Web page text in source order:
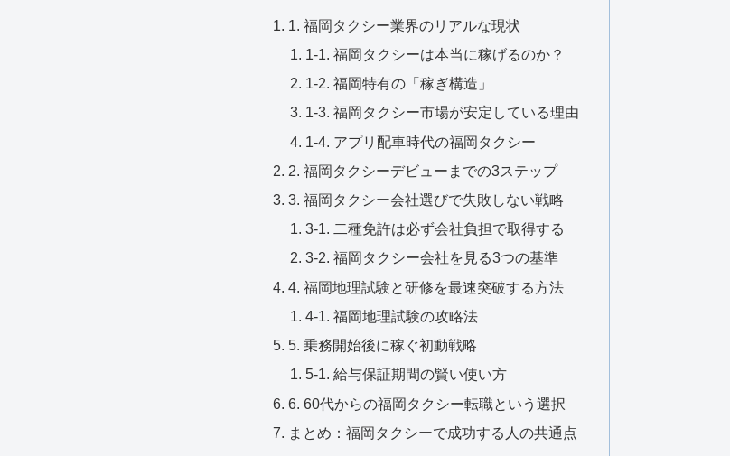
1. 福岡タクシー業界のリアルな現状
1-1. 福岡タクシーは本当に稼げるのか？
1-2. 福岡特有の「稼ぎ構造」
1-3. 福岡タクシー市場が安定している理由
1-4. アプリ配車時代の福岡タクシー
2. 福岡タクシーデビューまでの3ステップ
3. 福岡タクシー会社選びで失敗しない戦略
3-1. 二種免許は必ず会社負担で取得する
3-2. 福岡タクシー会社を見る3つの基準
4. 福岡地理試験と研修を最速突破する方法
4-1. 福岡地理試験の攻略法
5. 乗務開始後に稼ぐ初動戦略
5-1. 給与保証期間の賢い使い方
6. 60代からの福岡タクシー転職という選択
まとめ：福岡タクシーで成功する人の共通点